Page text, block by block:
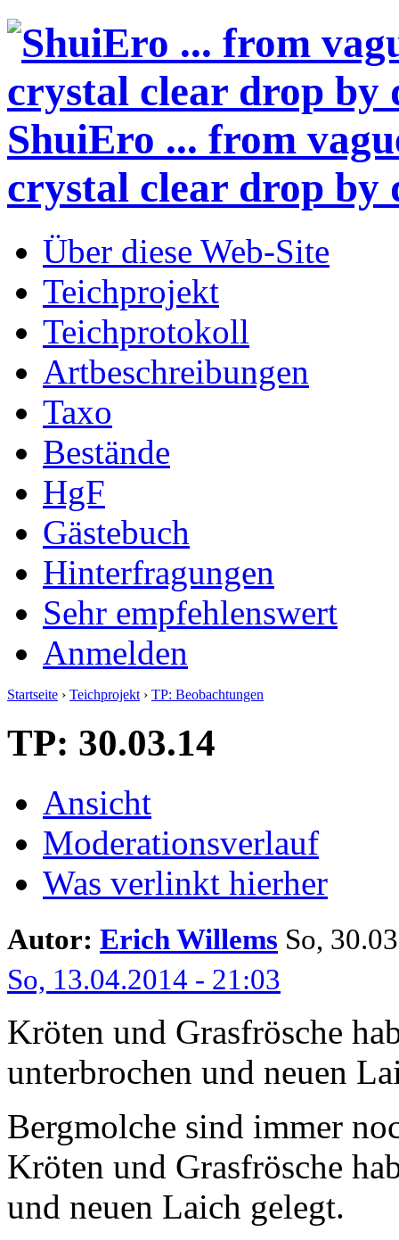
ShuiEro ... from
crystal clear drop by
Über diese Web-Site
Teichprojekt
Teichprotokoll
Artbeschreibungen
Taxo
Bestände
HgF
Gästebuch
Hinterfragungen
Sehr empfehlenswert
Anmelden
Startseite › Teichprojekt › TP: Beobachtungen
TP: 30.03.14
Ansicht
Moderationsverlauf
Was verlinkt hierher
Autor: Erich Willems So,
So, 13.04.2014 - 21:03
Kröten und Grasfrösche
unterbrochen und neuen
Bergmolche sind immer
Kröten und Grasfrösche
und neuen Laich gelegt.